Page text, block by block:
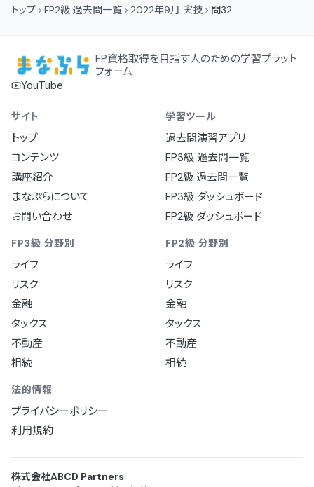
トップ FP2級 過去問一覧 2022年9月 実技 問32
FP資格取得を目指す人のための学習プラット
フォーム
YouTube
サイト
トップ
コンテンツ
講座紹介
まなぷらについて
お問い合わせ
学習ツール
過去問演習アプリ
FP3級 過去問一覧
FP2級 過去問一覧
FP3級 ダッシュボード
FP2級 ダッシュボード
FP3級 分野別
ライフ
リスク
金融
タックス
不動産
相続
FP2級 分野別
ライフ
リスク
金融
タックス
不動産
相続
法的情報
プライバシーポリシー
利用規約
株式会社ABCD Partners